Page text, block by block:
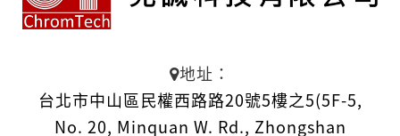
地址：
台北市中山區民權西路路20號5樓之5(5F-5,
No. 20, Minquan W. Rd., Zhongshan